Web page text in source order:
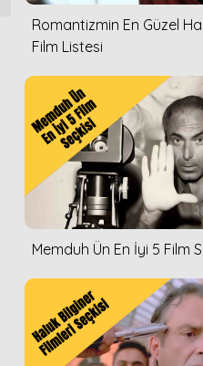
Romantizmin En Güzel
Film Listesi
Memduh Ün En İyi 5 Film